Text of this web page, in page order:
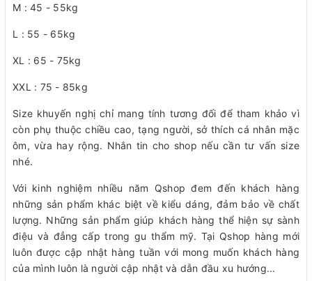
M : 45 - 55kg
L : 55 - 65kg
XL : 65 - 75kg
XXL : 75 - 85kg
Size khuyến nghị chỉ mang tính tương đối để tham khảo vì
còn phụ thuộc chiều cao, tạng người, sở thích cá nhân mặc
ôm, vừa hay rộng. Nhắn tin cho shop nếu cần tư vấn size
nhé.
Với kinh nghiệm nhiều năm Qshop đem đến khách hàng
những sản phẩm khác biệt về kiểu dáng, đảm bảo về chất
lượng. Những sản phẩm giúp khách hàng thể hiện sự sành
điệu và đẳng cấp trong gu thẩm mỹ. Tại Qshop hàng mới
luôn được cập nhật hàng tuần với mong muốn khách hàng
của mình luôn là người cập nhật và dẫn đầu xu hướng...